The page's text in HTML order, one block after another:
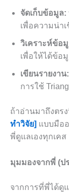
จัดเก็บข้อมูล:
เพื่อความน่า
วิเคราะห์ข้อ
เพื่อให้ได้ข้อ
เขียนรายงาน:
การใช้
ถ้าอ่านมาถึงตร
ทำวิจัย] แบบมือ
พี่ดูแลเองทุกเคส
มุมมองจากพี่ (ป
จากการที่พี่ได้ดู